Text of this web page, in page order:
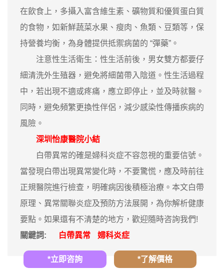
在飲食上，多攝入富含維生素、礦物質和優質蛋白質
的食物，如新鮮蔬菜水果、瘦肉、魚類、豆類等，保
持營養均衡，為身體提供抵禦病菌的 “彈藥”。
注意性生活衛生：性生活前後，男女雙方都要仔
細清洗外生殖器，避免將細菌帶入陰道。性生活過程
中，若出現不適或疼痛，應立即停止，並及時就醫。
同時，避免頻繁更換性伴侶，減少感染性傳播疾病的
風險。
深圳怡康醫院小結
白帶異常的確是婦科炎症不容忽視的重要信號。
當發現白帶出現異常變化時，不要驚慌，應及時前往
正規醫院進行檢查，明確病因後積極治療。本文白帶
原理、異常關聯炎症及預防方法展開，為你解析健康
要點。如果還有不清楚的地方，歡迎隨時咨詢我們!
關鍵詞:
白帶異常 婦科炎症
*立即咨詢 *了解價格